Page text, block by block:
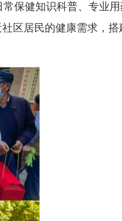
保健知识科普、专业
区居民的健康需求，搭